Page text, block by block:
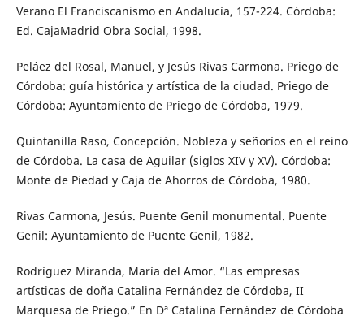
Verano El Franciscanismo en Andalucía, 157-224. Córdoba:
Ed. CajaMadrid Obra Social, 1998.
Peláez del Rosal, Manuel, y Jesús Rivas Carmona. Priego de
Córdoba: guía histórica y artística de la ciudad. Priego de
Córdoba: Ayuntamiento de Priego de Córdoba, 1979.
Quintanilla Raso, Concepción. Nobleza y señoríos en el reino
de Córdoba. La casa de Aguilar (siglos XIV y XV). Córdoba:
Monte de Piedad y Caja de Ahorros de Córdoba, 1980.
Rivas Carmona, Jesús. Puente Genil monumental. Puente
Genil: Ayuntamiento de Puente Genil, 1982.
Rodríguez Miranda, María del Amor. “Las empresas
artísticas de doña Catalina Fernández de Córdoba, II
Marquesa de Priego.” En Dª Catalina Fernández de Córdoba